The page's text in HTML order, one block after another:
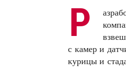
Р
с камер и
курицы и